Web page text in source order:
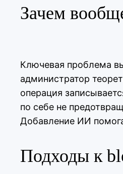
Зачем
Ключевая проблема
администратор
операция
по себе не
Добавление ИИ
Подходы к